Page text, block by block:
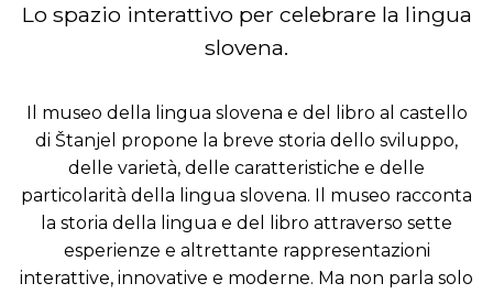
Lo spazio interattivo per celebrare la lingua
slovena.
Il museo della lingua slovena e del libro al castello
di Štanjel propone la breve storia dello sviluppo,
delle varietà, delle caratteristiche e delle
particolarità della lingua slovena. Il museo racconta
la storia della lingua e del libro attraverso sette
esperienze e altrettante rappresentazioni
interattive, innovative e moderne. Ma non parla solo